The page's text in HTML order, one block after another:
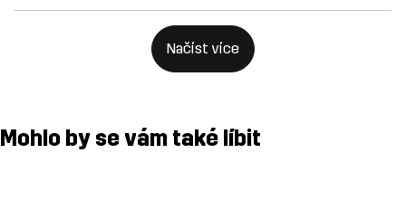
Načíst více
Mohlo by se vám také líbit